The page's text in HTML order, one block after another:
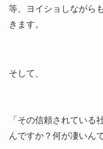
等、ヨイショしながら
きます。
そして、
「その信頼されている
んですか？何が凄いん